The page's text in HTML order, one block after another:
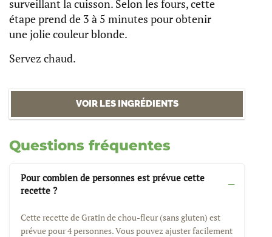
surveillant la cuisson. Selon les fours, cette
étape prend de 3 à 5 minutes pour obtenir
une jolie couleur blonde.
Servez chaud.
VOIR LES INGRÉDIENTS
Questions fréquentes
Pour combien de personnes est prévue cette
recette ?
Cette recette de Gratin de chou-fleur (sans gluten) est
prévue pour 4 personnes. Vous pouvez ajuster facilement